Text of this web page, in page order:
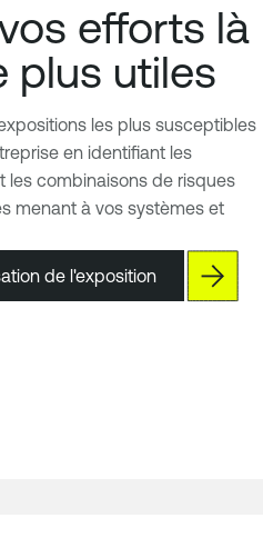
efforts là
plus utiles
les plus susceptibles
en identifiant les
les combinaisons de risques
menant à vos systèmes et
de l'exposition